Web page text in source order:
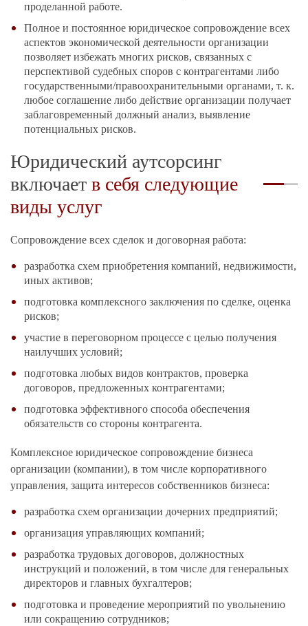
проделанной работе.
Полное и постоянное юридическое сопровождение всех
аспектов экономической деятельности организации
позволяет избежать многих рисков, связанных с
перспективой судебных споров с контрагентами либо
государственными/правоохранительными органами, т. к.
любое соглашение либо действие организации получает
заблаговременный должный анализ, выявление
потенциальных рисков.
Юридический аутсорсинг
включает в себя следующие
виды услуг
Сопровождение всех сделок и договорная работа:
разработка схем приобретения компаний, недвижимости,
иных активов;
подготовка комплексного заключения по сделке, оценка
рисков;
участие в переговорном процессе с целью получения
наилучших условий;
подготовка любых видов контрактов, проверка
договоров, предложенных контрагентами;
подготовка эффективного способа обеспечения
обязательств со стороны контрагента.
Комплексное юридическое сопровождение бизнеса
организации (компании), в том числе корпоративного
управления, защита интересов собственников бизнеса:
разработка схем организации дочерних предприятий;
организация управляющих компаний;
разработка трудовых договоров, должностных
инструкций и положений, в том числе для генеральных
директоров и главных бухгалтеров;
подготовка и проведение мероприятий по увольнению
или сокращению сотрудников;